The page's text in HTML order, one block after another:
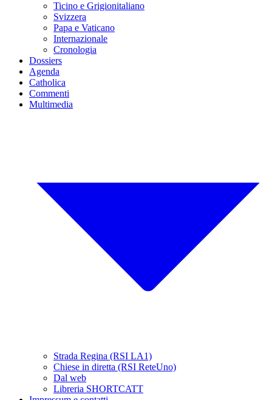
Ticino e Grigionitaliano
Svizzera
Papa e Vaticano
Internazionale
Cronologia
Dossiers
Agenda
Catholica
Commenti
Multimedia
Strada Regina (RSI LA1)
Chiese in diretta (RSI ReteUno)
Dal web
Libreria SHORTCATT